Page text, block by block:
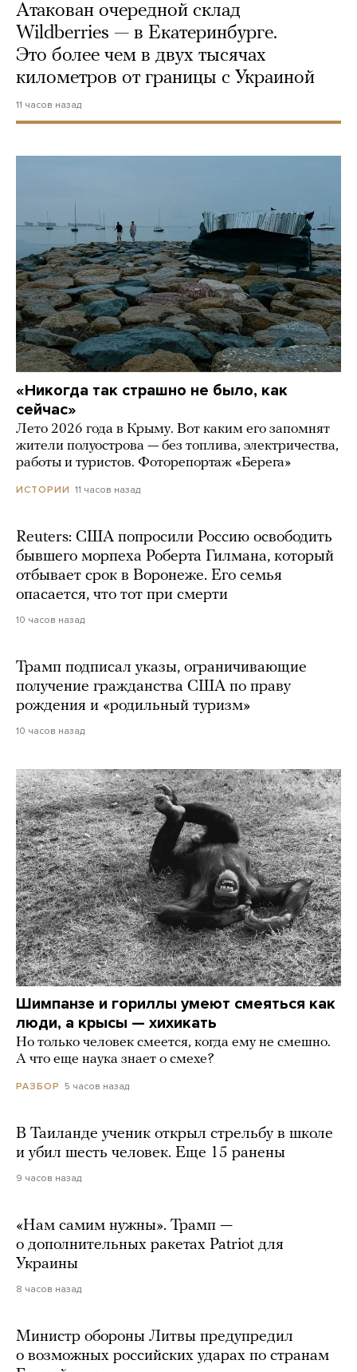
Атакован очередной склад
Wildberries — в Екатеринбурге.
Это более чем в двух тысячах
километров от границы с Украиной
11 часов назад
«Никогда так страшно не было, как
сейчас»
Лето 2026 года в Крыму. Вот каким его запомнят
жители полуострова — без топлива, электричества,
работы и туристов. Фоторепортаж «Берега»
ИСТОРИИ 11 часов назад
Reuters: США попросили Россию освободить
бывшего морпеха Роберта Гилмана, который
отбывает срок в Воронеже. Его семья
опасается, что тот при смерти
10 часов назад
Трамп подписал указы, ограничивающие
получение гражданства США по праву
рождения и «родильный туризм»
10 часов назад
Шимпанзе и гориллы умеют смеяться как
люди, а крысы — хихикать
Но только человек смеется, когда ему не смешно.
А что еще наука знает о смехе?
РАЗБОР 5 часов назад
В Таиланде ученик открыл стрельбу в школе
и убил шесть человек. Еще 15 ранены
9 часов назад
«Нам самим нужны». Трамп —
о дополнительных ракетах Patriot для
Украины
8 часов назад
Министр обороны Литвы предупредил
о возможных российских ударах по странам